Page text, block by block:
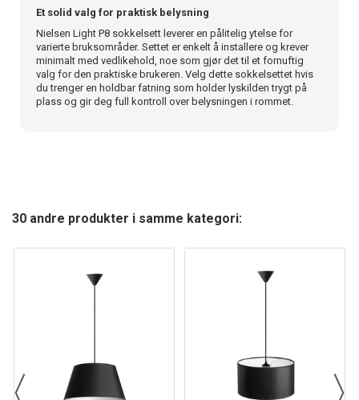
Et solid valg for praktisk belysning
Nielsen Light P8 sokkelsett leverer en pålitelig ytelse for
varierte bruksområder. Settet er enkelt å installere og krever
minimalt med vedlikehold, noe som gjør det til et fornuftig
valg for den praktiske brukeren. Velg dette sokkelsettet hvis
du trenger en holdbar fatning som holder lyskilden trygt på
plass og gir deg full kontroll over belysningen i rommet.
30 andre produkter i samme kategori: